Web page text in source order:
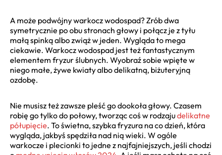
A może podwójny warkocz wodospad? Zrób dwa
symetrycznie po obu stronach głowy i połącz je z tyłu
małą spinką albo zwiąż w jeden. Wygląda to mega
ciekawie. Warkocz wodospad jest też fantastycznym
elementem fryzur ślubnych. Wyobraź sobie wpięte w
niego małe, żywe kwiaty albo delikatną, biżuteryjną
ozdobę.
Nie musisz też zawsze pleść go dookoła głowy. Czasem
robię go tylko do połowy, tworząc coś w rodzajudelikatne
półupięcie. To świetna, szybka fryzura na co dzień, która
wygląda, jakbyś spędziła nad nią wieki. W ogóle
warkocze i plecionki to jedne z najfajniejszych, jeśli chodzi